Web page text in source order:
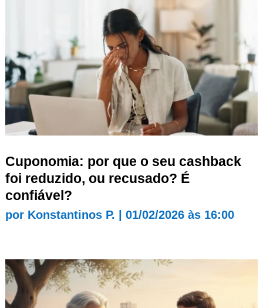
Cuponomia: por que o seu cashback
foi reduzido, ou recusado? É
confiável?
por Konstantinos P. 01/02/2026 às 16:00